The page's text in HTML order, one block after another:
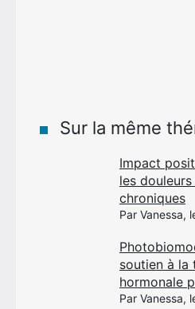
Sur la même
Impact
les
chroniques
Par Vanessa,
soutien à la
hormonale
Par Vanessa,